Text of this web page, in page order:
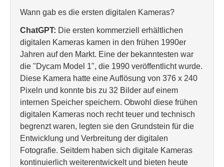
Wann gab es die ersten digitalen Kameras?
ChatGPT: Die ersten kommerziell erhältlichen
digitalen Kameras kamen in den frühen 1990er
Jahren auf den Markt. Eine der bekanntesten war
die "Dycam Model 1", die 1990 veröffentlicht wurde.
Diese Kamera hatte eine Auflösung von 376 x 240
Pixeln und konnte bis zu 32 Bilder auf einem
internen Speicher speichern. Obwohl diese frühen
digitalen Kameras noch recht teuer und technisch
begrenzt waren, legten sie den Grundstein für die
Entwicklung und Verbreitung der digitalen
Fotografie. Seitdem haben sich digitale Kameras
kontinuierlich weiterentwickelt und bieten heute